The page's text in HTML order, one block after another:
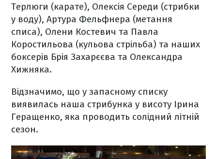
Терлюги (карате), Олексія Середи (стрибки
у воду), Артура Фельфнера (метання
списа), Олени Костевич та Павла
Коростильова (кульова стрільба) та наших
боксерів Брія Захарєєва та Олександра
Хижняка.
Відзначимо, що у запасному списку
виявилась наша стрибунка у висоту Ірина
Геращенко, яка проводить солідний літній
сезон.